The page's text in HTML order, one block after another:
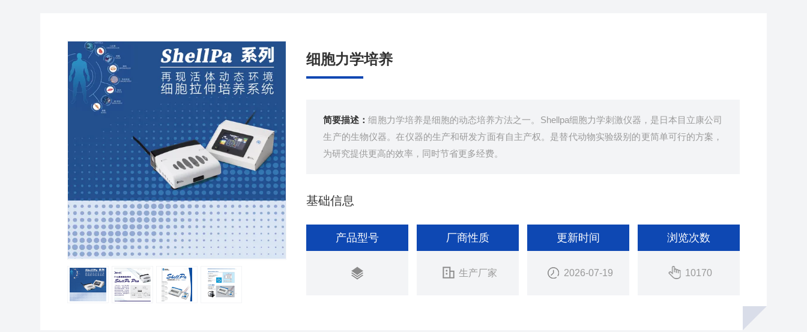
细胞力学培养
简要描述：细胞力学培养是细胞的动态培养方法之一。Shellpa细胞力学刺激仪器，是日本目立康公司
生产的生物仪器。在仪器的生产和研发方面有自主产权。是替代动物实验级别的更简单可行的方案，
为研究提供更高的效率，同时节省更多经费。
基础信息
产品型号 厂商性质
生产厂家
更新时间
2026-07-19
浏览次数
10170